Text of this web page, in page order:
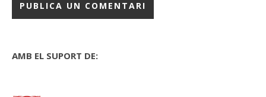
AMB EL SUPORT DE: